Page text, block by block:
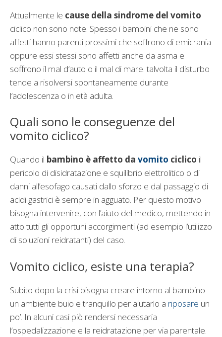
Attualmente le cause della sindrome del vomito
ciclico non sono note. Spesso i bambini che ne sono
affetti hanno parenti prossimi che soffrono di emicrania
oppure essi stessi sono affetti anche da asma e
soffrono il mal d’auto o il mal di mare. talvolta il disturbo
tende a risolversi spontaneamente durante
l’adolescenza o in età adulta.
Quali sono le conseguenze del
vomito ciclico?
Quando il bambino è affetto da vomito ciclico il
pericolo di disidratazione e squilibrio elettrolitico o di
danni all’esofago causati dallo sforzo e dal passaggio di
acidi gastrici è sempre in agguato. Per questo motivo
bisogna intervenire, con l’aiuto del medico, mettendo in
atto tutti gli opportuni accorgimenti (ad esempio l’utilizzo
di soluzioni reidratanti) del caso.
Vomito ciclico, esiste una terapia?
Subito dopo la crisi bisogna creare intorno al bambino
un ambiente buio e tranquillo per aiutarlo a riposare un
po’. In alcuni casi piò rendersi necessaria
l’ospedalizzazione e la reidratazione per via parentale.